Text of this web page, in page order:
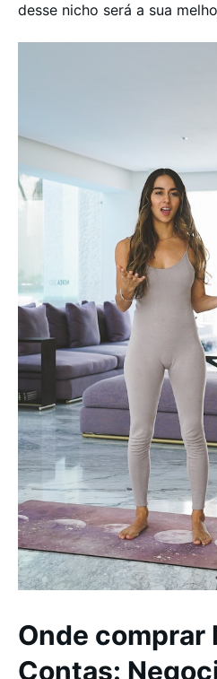
desse nicho será a sua
Onde comprar
Contas: